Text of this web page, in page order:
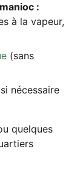
:
à la vapeur,
(sans
nécessaire
quel­ques